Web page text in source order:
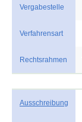
Vergabestelle
Verfahrensart
Rechtsrahmen
Ausschreibung